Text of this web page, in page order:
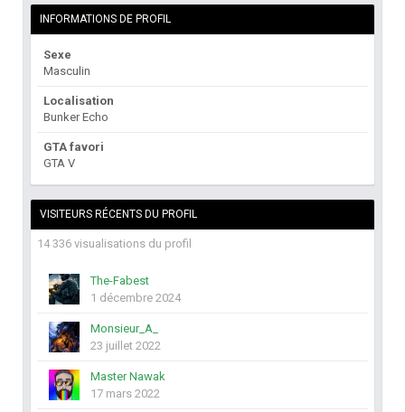
INFORMATIONS DE PROFIL
Sexe
Masculin
Localisation
Bunker Echo
GTA favori
GTA V
VISITEURS RÉCENTS DU PROFIL
14 336 visualisations du profil
The-Fabest
1 décembre 2024
Monsieur_A_
23 juillet 2022
Master Nawak
17 mars 2022